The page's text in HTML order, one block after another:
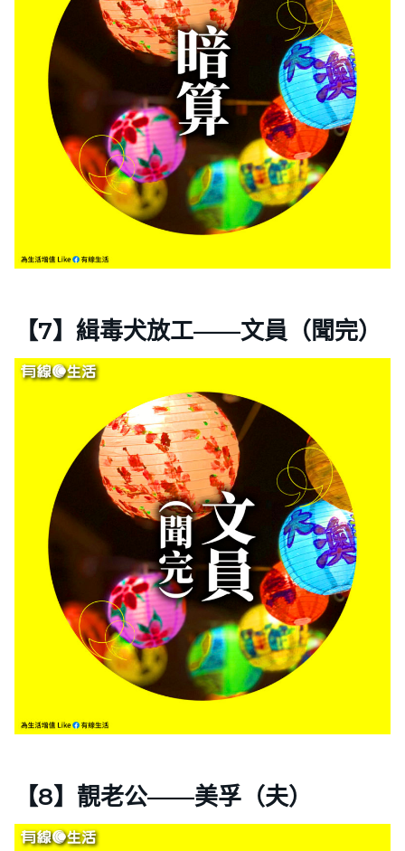
【7】緝毒犬放工——文員（聞完）
【8】靚老公——美孚（夫）